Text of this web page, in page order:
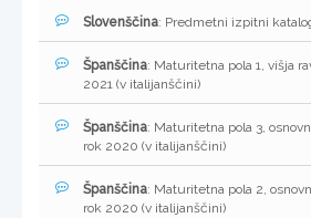
Slovenščina: Predmetni izpitni
Španščina: Maturitetna pola 1, višja
2021 (v italijanščini)
Španščina: Maturitetna pola 3,
rok 2020 (v italijanščini)
Španščina: Maturitetna pola 2,
rok 2020 (v italijanščini)